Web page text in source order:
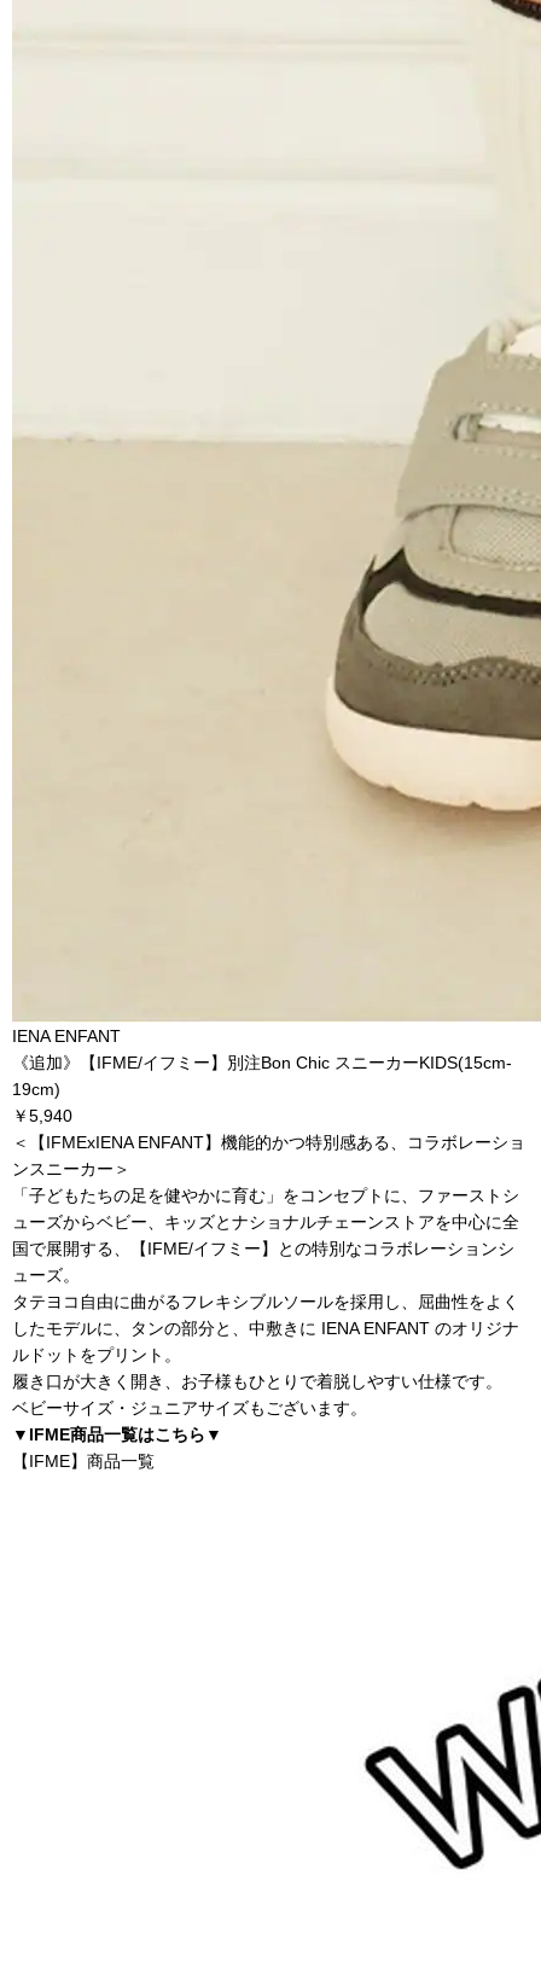
IENA ENFANT
《追加》【IFME/イフミー】別注Bon Chic スニーカーKIDS(15cm-
19cm)
￥5,940
＜【IFMExIENA ENFANT】機能的かつ特別感ある、コラボレーショ
ンスニーカー＞
「子どもたちの足を健やかに育む」をコンセプトに、ファーストシ
ューズからベビー、キッズとナショナルチェーンストアを中心に全
国で展開する、【IFME/イフミー】との特別なコラボレーションシ
ューズ。
タテヨコ自由に曲がるフレキシブルソールを採用し、屈曲性をよく
したモデルに、タンの部分と、中敷きに IENA ENFANT のオリジナ
ルドットをプリント。
履き口が大きく開き、お子様もひとりで着脱しやすい仕様です。
ベビーサイズ・ジュニアサイズもございます。
▼IFME商品一覧はこちら▼
【IFME】商品一覧